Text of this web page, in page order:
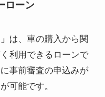
ローン
は、車の購入から関
利用できるローンで
事前審査の申込みが
可能です。